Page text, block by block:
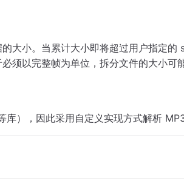
大小。当累计大小即将超过用户指定的
须以完整帧为单位，拆分文件的大小可
），因此采用自定义实现方式解析 MP3